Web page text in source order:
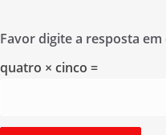
Favor digite a resposta
quatro × cinco =